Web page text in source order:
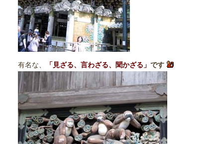
有名な、 「見ざる、言わざる、聞かざる」 です